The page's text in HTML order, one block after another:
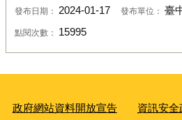
發布日期： 2024-01-17 發布單位： 臺
點閱次數： 15995
政府網站資料開放宣告 資訊安全